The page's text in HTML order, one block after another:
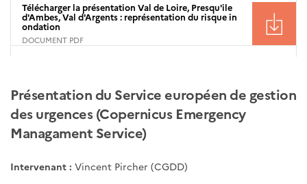
Télécharger la présentation Val de Loire, Presqu'ile
d'Ambes, Val d'Argents : représentation du risque in
ondation
DOCUMENT PDF
Présentation du Service européen de gestion
des urgences (Copernicus Emergency
Managament Service)
Intervenant : Vincent Pircher (CGDD)